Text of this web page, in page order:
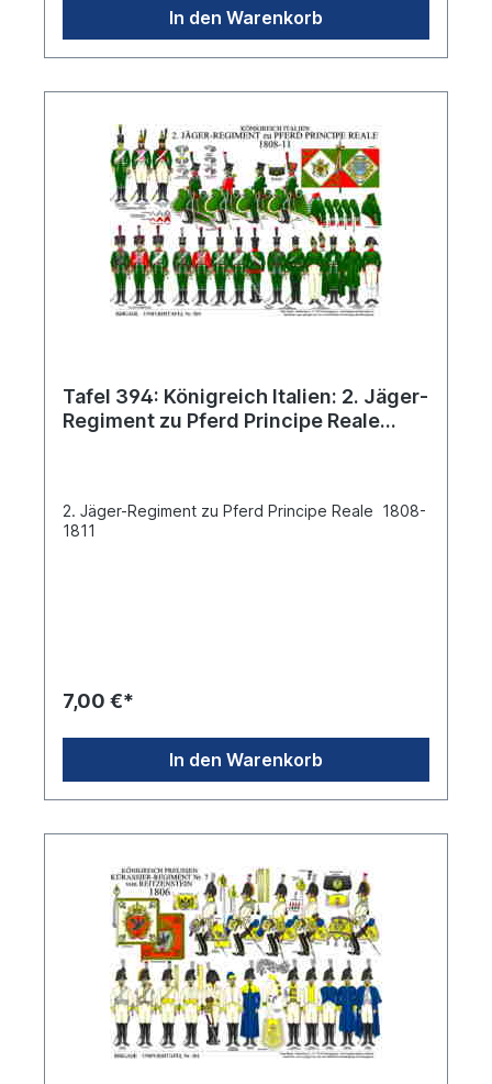
In den Warenkorb
Tafel 394: Königreich Italien: 2. Jäger-
Regiment zu Pferd Principe Reale
2. Jäger-Regiment zu Pferd Principe Reale 1808-
1811
7,00 €*
In den Warenkorb